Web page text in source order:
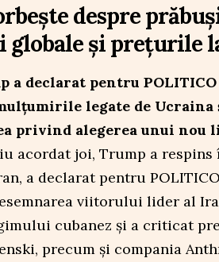
despre
globale și prețurile
a declarat pentru POLITICO
legate de Ucraina
privind alegerea unui nou
acordat joi, Trump a
a declarat pentru
viitorului lider al
cubanez și a criticat
precum și compania